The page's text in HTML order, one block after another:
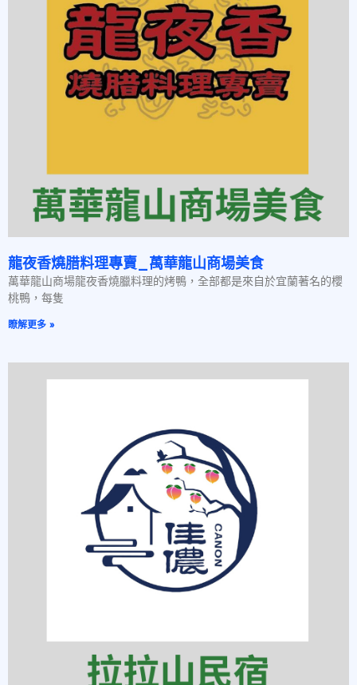
龍夜香燒腊料理專賣_萬華龍山商場美食
萬華龍山商場龍夜香燒臘料理的烤鴨，全部都是來自於宜蘭著名的櫻
桃鴨，每隻
瞭解更多 »